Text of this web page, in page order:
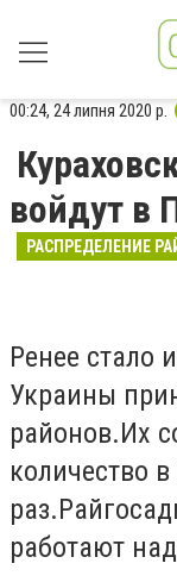
00:24, 24 липня 2020 р.
войдут в
РАСПРЕДЕЛЕНИЕ
Ренее стало
Украины
районов.Их
количество
работают